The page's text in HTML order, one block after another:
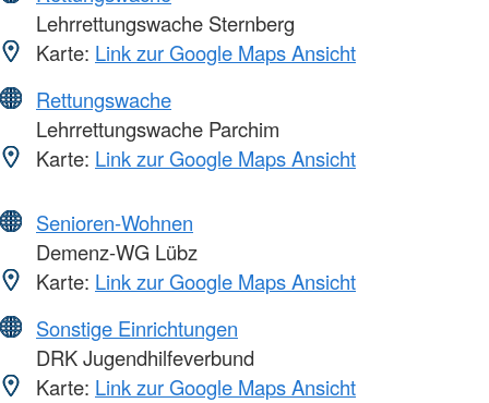
Lehrrettungswache Sternberg
Karte: Link zur Google Maps Ansicht
Rettungswache
Lehrrettungswache Parchim
Karte: Link zur Google Maps Ansicht
Senioren-Wohnen
Demenz-WG Lübz
Karte: Link zur Google Maps Ansicht
Sonstige Einrichtungen
DRK Jugendhilfeverbund
Karte: Link zur Google Maps Ansicht